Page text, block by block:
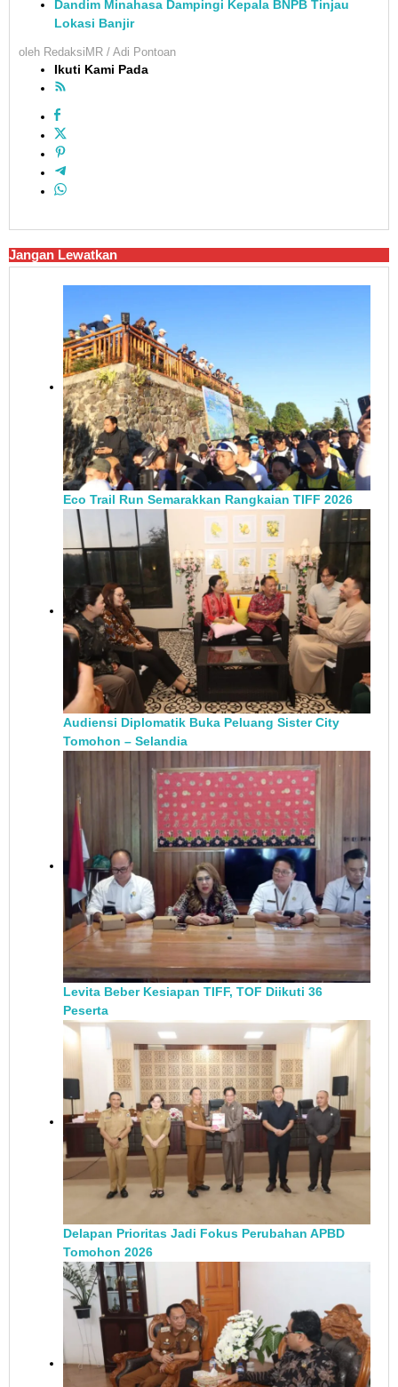
Dandim Minahasa Dampingi Kepala BNPB Tinjau
Lokasi Banjir
oleh RedaksiMR / Adi Pontoan
Ikuti Kami Pada
Jangan Lewatkan
Eco Trail Run Semarakkan Rangkaian TIFF 2026
Audiensi Diplomatik Buka Peluang Sister City
Tomohon – Selandia
Levita Beber Kesiapan TIFF, TOF Diikuti 36
Peserta
Delapan Prioritas Jadi Fokus Perubahan APBD
Tomohon 2026